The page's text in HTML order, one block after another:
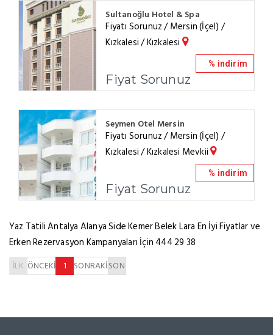
Sultanoğlu Hotel & Spa
Fiyatı Sorunuz / Mersin (İçel) /
Kızkalesi / Kızkalesi
Fiyat Sorunuz
% indirim
Seymen Otel Mersin
Fiyatı Sorunuz / Mersin (İçel) /
Kızkalesi / Kızkalesi Mevkii
Fiyat Sorunuz
% indirim
Yaz Tatili Antalya Alanya Side Kemer Belek Lara En İyi Fiyatlar ve
Erken Rezervasyon Kampanyaları İçin 444 29 38
İLK ÖNCEKİ 1 SONRAKİSON